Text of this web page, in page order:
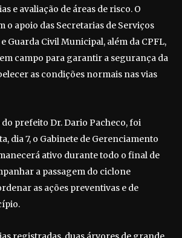
e avaliação de áreas de risco. O
o apoio das Secretarias de Serviços
Guarda Civil Municipal, além da CPFL,
campo para garantir a segurança da
as condições normais nas vias
prefeito Dr. Dario Pacheco, foi
dia 7, o Gabinete de Gerenciamento
ativo durante todo o final de
a passagem do ciclone
as ações preventivas e de